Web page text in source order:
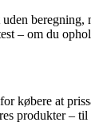
– om du
købere at
produkter –